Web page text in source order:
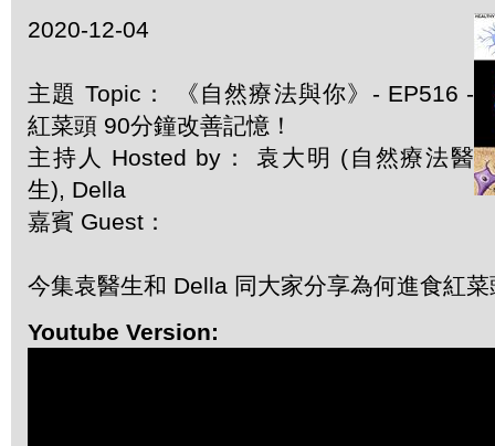
2020-12-04
主題 Topic： 《自然療法與你》- EP516 -
紅菜頭 90分鐘改善記憶！
主持人 Hosted by： 袁大明 (自然療法醫
生), Della
嘉賓 Guest：
今集袁醫生和 Della 同大家分享為何進食紅
Youtube Version: